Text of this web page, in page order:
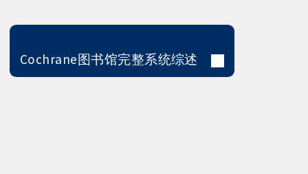
Cochrane图书馆完整系统综述